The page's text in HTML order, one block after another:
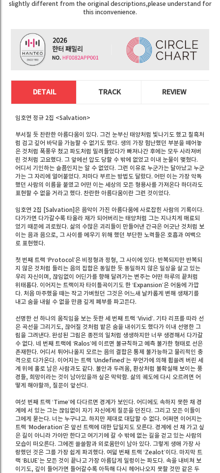
slightly different from the original descriptions,please understand for
this inconvenience.
DETAIL TRACK REVIEW
임호연 정규 2집 <Salvation>
부서질 듯 찬란한 아름다움이 있다. 그건 눈부신 태양처럼 빛나기도 했고 칠흑처
럼 검고 깊어 바닥을 가늠할 수 없기도 했다. 생의 가장 험난했던 부분을 떼어놓
은 것처럼 폭풍우 쳤고 파도처럼 밀려들었다가 빠져나간 후에는 모두 사라져버
린 것처럼 고요했다. 그 앞에선 압도 당할 수 밖에 없었고 이내 눈물이 맺혔다.
어디서 기인하는 슬픔인지는 알 수 없었다. 그런 이유로 누군가는 달아났고 누군
가는 그 자리에 얼어붙었다. 저마다 부르는 방법도 달랐다. 어떤 이는 가장 악독
했던 사람의 이름을 붙였고 어떤 이는 세상의 모든 형용사를 가져온다 하더라도
표현할 수 없을 거라고 했다. 찬란한 아름다움이란 그런 것이었다.
임호연 2집 [Salvation]은 음악이 가진 아름다움에 사로잡힌 사람의 기록이다.
다가가면 다가갈수록 타올라 재가 되어버리는 태양처럼 그는 지나치게 매료되
었기 때문에 괴로웠다. 삶의 수많은 괴리들이 만들어낸 간극은 어긋난 것처럼 보
이는 음과 음으로, 그 사이를 메우기 위해 했던 부단한 노력들은 호흡과 여백으
로 표현했다.
첫 번째 트랙 ‘Protocol’은 비정형과 정형, 그 사이에 있다. 반복되지만 반복되
지 않은 것처럼 들리는 음의 집합은 동일한 듯 동일하지 않은 일상을 살고 있는
우리 자신이며, 끊임없이 어딘가를 향해 달려가는 변주는 어떤 하루의 끝처럼
위태롭다. 이어지는 트랙이자 타이틀곡이기도 한 ‘Expansion’은 어둠에 가깝
다. 처음 마주했을 때는 작고 가벼웠던 그것은 어느새 날카롭게 변해 생채기를
내고 숨을 내쉴 수 없을 만큼 깊게 폐부를 파고든다.
선명한 선 하나의 움직임을 보는 듯한 세 번째 트랙 ‘Vivid’. 기타 리프를 따라 선
은 곡선을 그리기도, 끊어질 것처럼 밭은 숨을 내쉬기도 했다가 이내 선명한 그
림을 그려낸다. 완성된 그림은 종전의 일처럼 생생하지만 너무 생경해서 다가갈
수 없다. 네 번째 트랙에 ‘Ralos’에 이르면 불규칙하고 예측 불가한 형태로 선은
존재한다. 어디서 튀어나올지 모르는 음의 결합은 통제 불가능하고 물리적인 충
격으로 다가온다. 이어지는 트랙 ‘Undefined’는 무언가에 의해 휩쓸려 버린 세
계 위에 홀로 남은 사람과도 같다. 불안과 두려움, 환상처럼 불확실해 보이는 풍
경들, 희망이라는 것이 남아있을까 싶은 막막함. 삶의 궤도에 다시 오르려면 어
떻게 해야할까, 질문이 앞선다.
여섯 번째 트랙 ‘Time’에 다다르면 경계가 보인다. 어디에도 속하지 못한 채 경
계에 서 있는 그는 끊임없이 자기 자신에게 질문을 던진다. 그리고 모든 이들이
그에게 묻는다. 너는 누구냐고. 하지만 제대로 대답할 수 없다. 어쩌면 이어지는
트랙 ‘Moderation’은 앞선 트랙에 대한 답일지도 모른다. 경계에 선 채 가고 싶
은 길이 아니라 가야만 한다고 여기기에 갈 수 밖에 없는 길을 걷고 있는 사람의
모습이 떠오른다. 그에겐 쓸쓸함과 외로움만이 남아 있다. 그렇게 생애 가장 사
랑했던 것은 그를 가장 쉽게 파괴했다. 여덟 번째 트랙 ‘Zealot’이다. 마지막 트
랙 ‘BLUE’는 모든 것이 끝나고 가장 아름답게 일렁이는 파도다. 속을 내비쳐 보
이기도, 깊이 들어가면 들어갈수록 아득해 다시 헤어나오지 못할 것만 같은 두